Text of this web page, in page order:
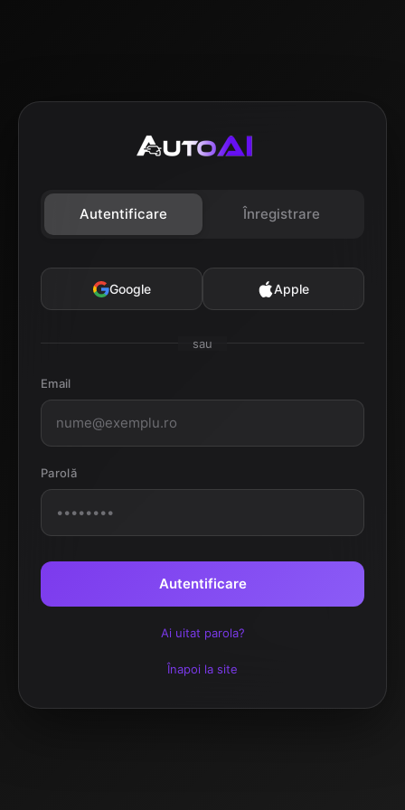
Autentificare Înregistrare
Google Apple
sau
Email
Parolă
Autentificare
Ai uitat parola?
Înapoi la site